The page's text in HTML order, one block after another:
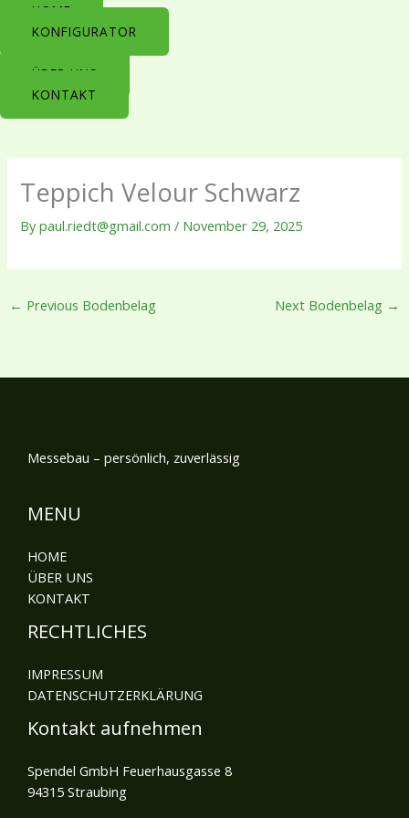
content
HOME
KONFIGURATOR
ÜBER UNS
KONTAKT
Teppich Velour Schwarz
Bypaul.riedt@gmail.com/ November 29, 2025
← Previous Bodenbelag Next Bodenbelag →
Messebau – persönlich, zuverlässig
MENU
HOME
ÜBER UNS
KONTAKT
RECHTLICHES
IMPRESSUM
DATENSCHUTZERKLÄRUNG
Kontakt aufnehmen
Spendel GmbH Feuerhausgasse 8
94315 Straubing